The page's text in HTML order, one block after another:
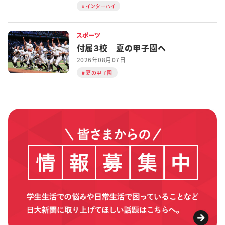
インターハイ
スポーツ
付属３校 夏の甲子園へ
2026年08月07日
夏の甲子園